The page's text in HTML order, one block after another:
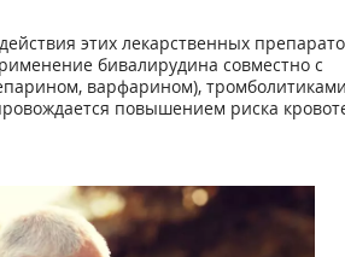
этих лекарственных
бивалирудина совместно с
варфарином),
повышением риска